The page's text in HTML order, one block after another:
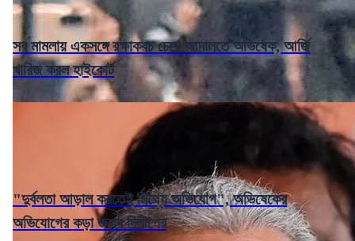
সব মামলায় একসঙ্গে রক্ষাকবচ চেয়ে আদালতে অভিষেক, আর্জি
খারিজ করল হাইকোর্ট
"দুর্বলতা আড়াল করতেই মিথ্যে অভিযোগ", অভিষেকের
অভিযোগের কড়া জবাব দিলীপের